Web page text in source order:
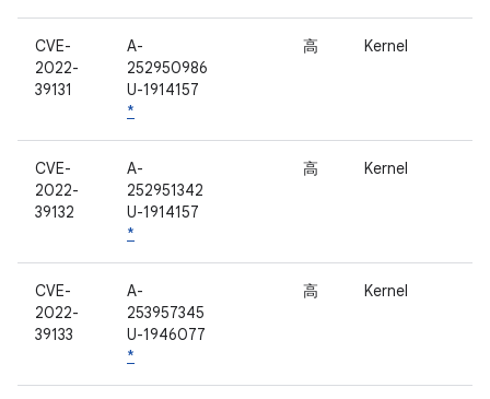
CVE-
2022-
39131
A-
252950986
U-1914157
*
高 Kernel
CVE-
2022-
39132
A-
252951342
U-1914157
*
高 Kernel
CVE-
2022-
39133
A-
253957345
U-1946077
*
高 Kernel